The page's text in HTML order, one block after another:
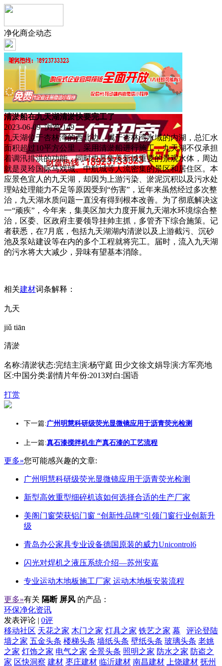
净化商企动态
清淤船在九天湖清淤快要完工了
2023-06-09 浏览:149
九天湖位于杏林湾的西北边，属于杏林湾水域的内湖，总汇水
面积超过10平方公里，采用清淤船进行施工，九天湖不仅承担
着调汛排洪的功能，同时也是集美新城重要的景观水体，周边
就是灵玲国际马戏城、中航城等人流密集的景区和居住区。本
应景色宜人的九天湖，却因为上游污染、淤泥沉积以及污水处
理站处理能力不足等原因受到“伤害”，近年来虽然经过多次整
治，九天湖水质问题一直没有得到根本改善。为了彻底解决这
一“顽疾”，今年来，集美区加大力度开展九天湖水环境综合整
治，区委、区政府主要领导挂帅主抓，多管齐下综合施策。记
者获悉，在7月底，包括九天湖湖内清淤以及上游截污、沉砂
池及泵站建设等在内的多个工程就将完工。届时，流入九天湖
的污水将大大减少，异味有望基本消除。
相关建材词条解释：
九天
jiǔ tiān
清淤
名称:清淤状态:完结主演:杨守庭 田少文徐文娟导演:方军亮地
区:中国分类:剧情片年份:2013对白:国语
打赏
下一篇:广州明慧科研级荧光显微镜应用于沥青荧光检测
上一篇:真石漆搅拌机生产真石漆的工艺流程
更多»您可能感兴趣的文章:
广州明慧科研级荧光显微镜应用于沥青荧光检测
新型高效重型细碎机该如何选择合适的生产厂家
美阁门窗荣获铝门窗 “创新性品牌”引领门窗行业创新升
级
青岛办公家具专业设备德国原装的威力Unicontrol6
闪光对焊机之液压系统介绍—苏州安嘉
专业运动木地板施工厂家 运动木地板安装流程
更多»有关 隔断 屏风 的产品：
环保净化资讯
发表评论 | 0评
评论登陆
移动社区 天花之家 木门之家 灯具之家 铁艺之家 幕
墙之家 五金头条 楼梯头条 墙纸头条 壁纸头条 玻璃头条 老姚
之家 灯饰之家 电气之家 全景头条 照明之家 防水之家 防盗之
家 区快洞察 建材 枣庄建材 临沂建材 南昌建材 上饶建材 抚州